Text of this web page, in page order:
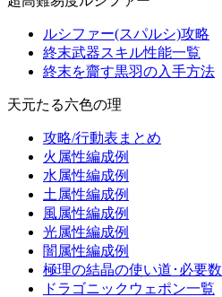
ルシファー(スパルシ)攻略
終末武器スキル性能一覧
終末を齎す黒羽の入手方法
天元たる六色の理
攻略/行動表まとめ
火属性編成例
水属性編成例
土属性編成例
風属性編成例
光属性編成例
闇属性編成例
極理の結晶の使い道･必要数
ドラゴニックウェポン一覧